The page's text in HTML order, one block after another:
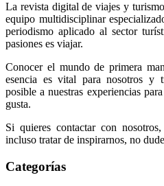
La revista digital de viajes y
equipo multidisciplinar
periodismo aplicado al sector
pasiones es viajar.
Conocer el mundo de primera
esencia es vital para nosotros y
posible a nuestras experiencias
gusta.
Si quieres contactar con
incluso tratar de inspirarnos, no
Categorías